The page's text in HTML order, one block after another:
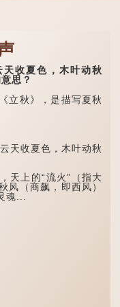
收夏色，木叶动秋
思？
秋》，是描写夏秋
收夏色，木叶动秋
上的“流火”（指大
风（商飙，即西风）
魂...